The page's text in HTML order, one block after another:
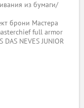
из бумаги/
брони Мастера
full armor
DAS NEVES JUNIOR